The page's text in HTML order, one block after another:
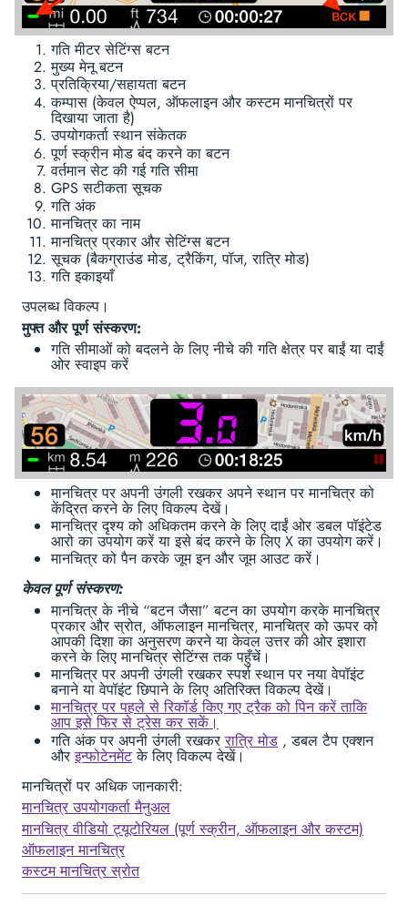
गति मीटर सेटिंग्स बटन
मुख्य मेनू बटन
प्रतिक्रिया/सहायता बटन
कम्पास (केवल ऐप्पल, ऑफलाइन और कस्टम मानचित्रों पर
दिखाया जाता है)
उपयोगकर्ता स्थान संकेतक
पूर्ण स्क्रीन मोड बंद करने का बटन
वर्तमान सेट की गई गति सीमा
GPS सटीकता सूचक
गति अंक
मानचित्र का नाम
मानचित्र प्रकार और सेटिंग्स बटन
सूचक (बैकग्राउंड मोड, ट्रैकिंग, पॉज, रात्रि मोड)
गति इकाइयाँ
उपलब्ध विकल्प।
मुफ्त और पूर्ण संस्करण:
गति सीमाओं को बदलने के लिए नीचे की गति क्षेत्र पर बाईं या दाईं
ओर स्वाइप करें
मानचित्र पर अपनी उंगली रखकर अपने स्थान पर मानचित्र को
केंद्रित करने के लिए विकल्प देखें।
मानचित्र दृश्य को अधिकतम करने के लिए दाईं ओर डबल पॉइंटेड
आरो का उपयोग करें या इसे बंद करने के लिए X का उपयोग करें।
मानचित्र को पैन करके जूम इन और जूम आउट करें।
केवल पूर्ण संस्करण:
मानचित्र के नीचे “बटन जैसा” बटन का उपयोग करके मानचित्र
प्रकार और स्रोत, ऑफलाइन मानचित्र, मानचित्र को ऊपर को
आपकी दिशा का अनुसरण करने या केवल उत्तर की ओर इशारा
करने के लिए मानचित्र सेटिंग्स तक पहुँचें।
मानचित्र पर अपनी उंगली रखकर स्पर्श स्थान पर नया वेपॉइंट
बनाने या वेपॉइंट छिपाने के लिए अतिरिक्त विकल्प देखें।
मानचित्र पर पहले से रिकॉर्ड किए गए ट्रैक को पिन करें ताकि
आप इसे फिर से ट्रेस कर सकें।
गति अंक पर अपनी उंगली रखकररात्रि मोड , डबल टैप एक्शन
औरइन्फोटेनमेंटके लिए विकल्प देखें।
मानचित्रों पर अधिक जानकारी:
मानचित्र उपयोगकर्ता मैनुअल
मानचित्र वीडियो ट्यूटोरियल (पूर्ण स्क्रीन, ऑफलाइन और कस्टम)
ऑफलाइन मानचित्र
कस्टम मानचित्र स्रोत